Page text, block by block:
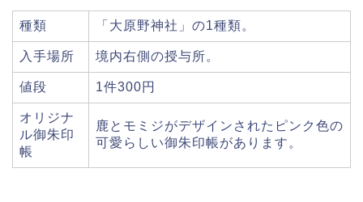
種類 「大原野神社」の1種類。
入手場所 境内右側の授与所。
値段 1件300円
オリジナ
ル御朱印
帳
鹿とモミジがデザインされたピンク色の
可愛らしい御朱印帳があります。